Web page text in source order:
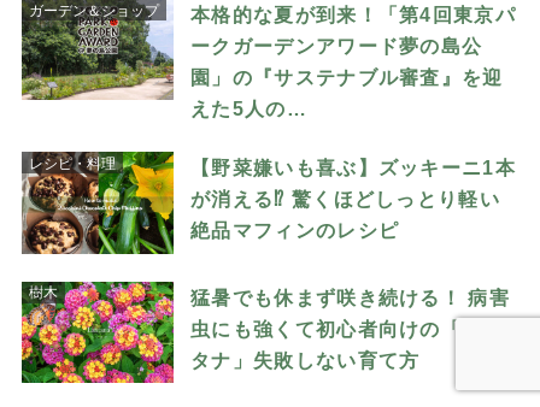
ガーデン＆ショップ
本格的な夏が到来！「第4回東京パ
ークガーデンアワード夢の島公
園」の『サステナブル審査』を迎
えた5人の…
レシピ・料理
【野菜嫌いも喜ぶ】ズッキーニ1本
が消える⁉︎ 驚くほどしっとり軽い
絶品マフィンのレシピ
樹木
猛暑でも休まず咲き続ける！ 病害
虫にも強くて初心者向けの「ラン
タナ」失敗しない育て方